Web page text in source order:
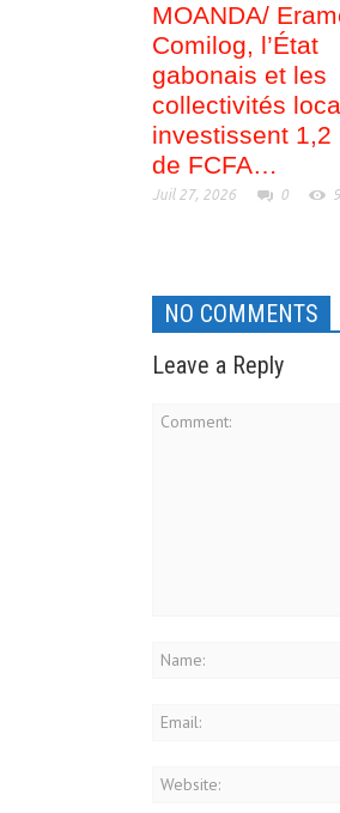
MOANDA/
Comilog, l’État
gabonais et les
collectivités
investissent 1,2
de FCFA…
Juil 27, 2026 0
NO COMMENTS
Leave a Reply